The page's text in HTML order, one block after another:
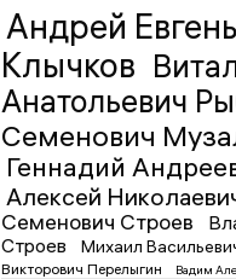
Андрей
Клычков
Анатольевич
Семенович
Геннадий
Алексей
Семенович Строев
Строев
Михаил
Викторович Перелыгин
Вадим